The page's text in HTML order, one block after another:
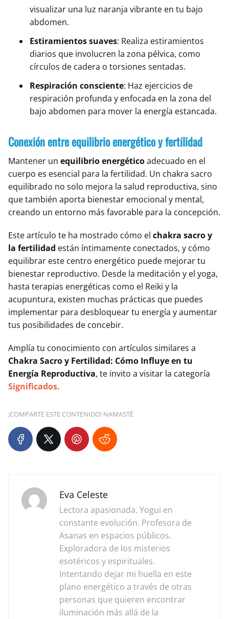
visualizar una luz naranja vibrante en tu bajo
abdomen.
Estiramientos suaves: Realiza estiramientos
diarios que involucren la zona pélvica, como
círculos de cadera o torsiones sentadas.
Respiración consciente: Haz ejercicios de
respiración profunda y enfocada en la zona del
bajo abdomen para mover la energía estancada.
Conexión entre equilibrio energético y fertilidad
Mantener un equilibrio energéticoadecuado en el
cuerpo es esencial para la fertilidad. Un chakra sacro
equilibrado no solo mejora la salud reproductiva, sino
que también aporta bienestar emocional y mental,
creando un entorno más favorable para la concepción.
Este artículo te ha mostrado cómo el chakra sacro y
la fertilidad están íntimamente conectados, y cómo
equilibrar este centro energético puede mejorar tu
bienestar reproductivo. Desde la meditación y el yoga,
hasta terapias energéticas como el Reiki y la
acupuntura, existen muchas prácticas que puedes
implementar para desbloquear tu energía y aumentar
tus posibilidades de concebir.
Amplía tu conocimiento con artículos similares a
Chakra Sacro y Fertilidad: Cómo Influye en tu
Energía Reproductiva, te invito a visitar la categoría
Significados.
¡COMPARTE ESTE CONTENIDO! NAMASTÉ
Eva Celeste
Lectora apasionada. Yogui en
constante evolución. Profesora de
Asanas en espacios públicos.
Exploradora de los misterios
esotéricos y espirituales.
Intentando dejar mi huella en este
plano energético a través de otras
personas que quieren encontrar
iluminación más allá de la